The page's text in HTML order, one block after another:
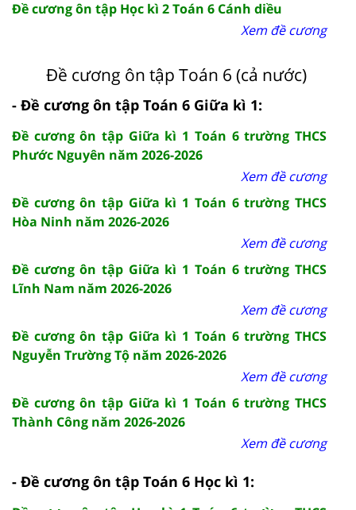
Đề cương ôn tập Học kì 2 Toán 6 Cánh diều
Xem đề cương
Đề cương ôn tập Toán 6 (cả nước)
- Đề cương ôn tập Toán 6 Giữa kì 1:
Đề cương ôn tập Giữa kì 1 Toán 6 trường THCS
Phước Nguyên năm 2026-2026
Xem đề cương
Đề cương ôn tập Giữa kì 1 Toán 6 trường THCS
Hòa Ninh năm 2026-2026
Xem đề cương
Đề cương ôn tập Giữa kì 1 Toán 6 trường THCS
Lĩnh Nam năm 2026-2026
Xem đề cương
Đề cương ôn tập Giữa kì 1 Toán 6 trường THCS
Nguyễn Trường Tộ năm 2026-2026
Xem đề cương
Đề cương ôn tập Giữa kì 1 Toán 6 trường THCS
Thành Công năm 2026-2026
Xem đề cương
- Đề cương ôn tập Toán 6 Học kì 1: